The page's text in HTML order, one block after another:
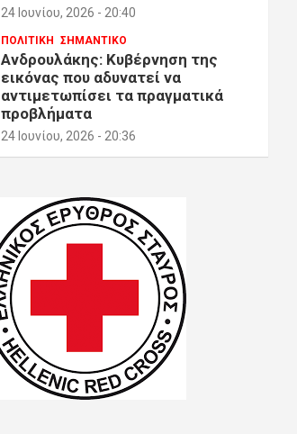
24 Ιουνίου, 2026 - 20:40
ΠΟΛΙΤΙΚΗ ΣΗΜΑΝΤΙΚΟ
Ανδρουλάκης: Κυβέρνηση της
εικόνας που αδυνατεί να
αντιμετωπίσει τα πραγματικά
προβλήματα
24 Ιουνίου, 2026 - 20:36